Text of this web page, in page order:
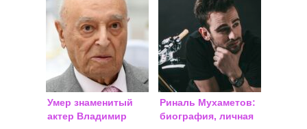
Умер знаменитый
актер Владимир
Риналь Мухаметов:
биография, личная